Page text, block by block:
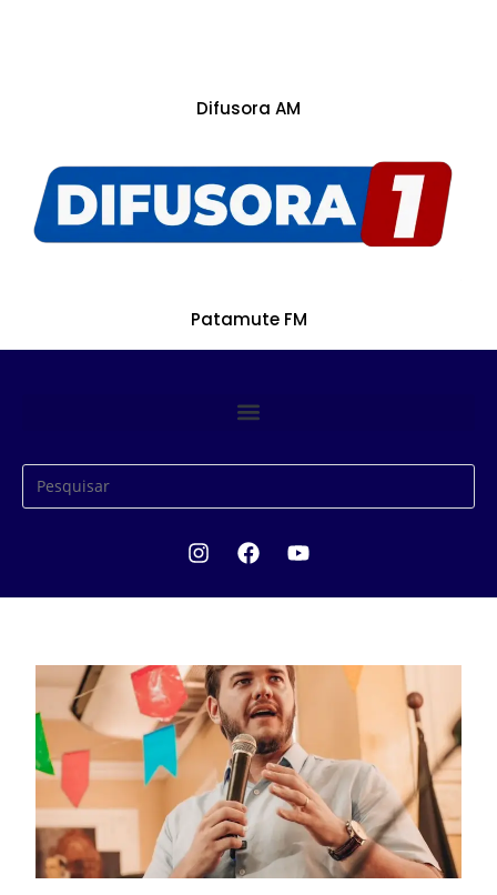
Difusora AM
Patamute FM